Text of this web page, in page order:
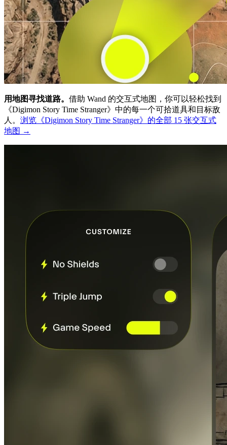
用地图寻找道路。 借助 Wand 的交互式地图，你可以轻松找到
《Digimon Story Time Stranger》中的每一个可拾道具和目标敌
人。 浏览《Digimon Story Time Stranger》的全部 15 张交互式
地图 →